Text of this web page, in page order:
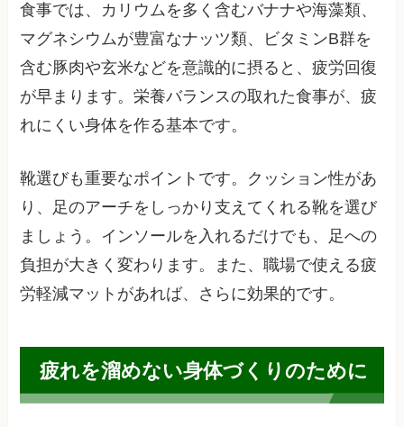
食事では、カリウムを多く含むバナナや海藻類、
マグネシウムが豊富なナッツ類、ビタミンB群を
含む豚肉や玄米などを意識的に摂ると、疲労回復
が早まります。栄養バランスの取れた食事が、疲
れにくい身体を作る基本です。
靴選びも重要なポイントです。クッション性があ
り、足のアーチをしっかり支えてくれる靴を選び
ましょう。インソールを入れるだけでも、足への
負担が大きく変わります。また、職場で使える疲
労軽減マットがあれば、さらに効果的です。
疲れを溜めない身体づくりのために